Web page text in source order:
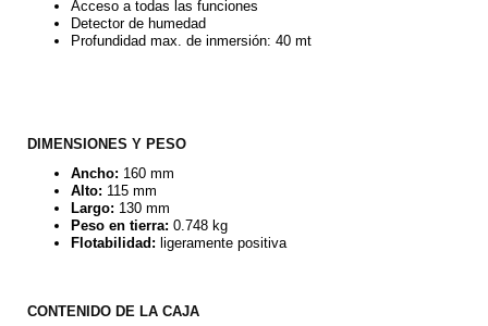
Acceso a todas las funciones
Detector de humedad
Profundidad max. de inmersión: 40 mt
DIMENSIONES Y PESO
Ancho: 160 mm
Alto: 115 mm
Largo: 130 mm
Peso en tierra: 0.748 kg
Flotabilidad: ligeramente positiva
CONTENIDO DE LA CAJA